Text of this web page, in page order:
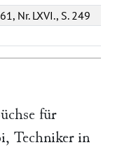
Nr. LXVI., S. 249
für
, Techniker in